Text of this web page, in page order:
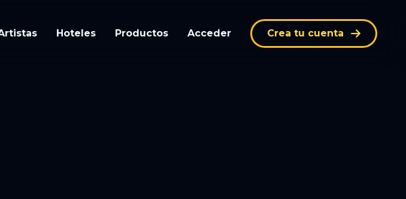
Hoteles Productos Acceder Crea tu cuenta